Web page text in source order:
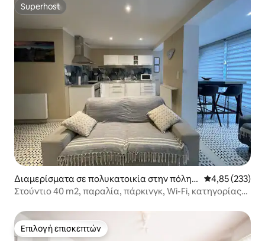
Superhost
Superhost
Διαμερίσματα σε πολυκατοικία στην πόλη L
a Grande-Motte
Μέση
4,85 (233)
Στούντιο 40 m2, παραλία, πάρκινγκ, Wi-Fi, κατηγορίας
Επιλογή επισκεπτών
Επιλογή επισκεπτών